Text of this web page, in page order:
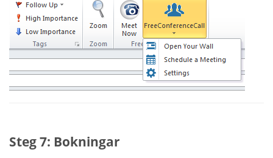
Steg 7: Bokningar